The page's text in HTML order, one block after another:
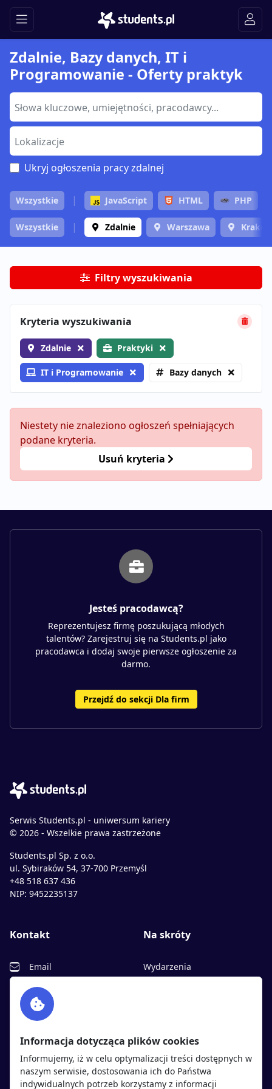
Zdalnie, Bazy danych, IT i
Programowanie - Oferty praktyk
Ukryj ogłoszenia pracy zdalnej
Wszystkie JavaScript HTML PHP
Wszystkie Zdalnie Warszawa
Filtry wyszukiwania
Kryteria wyszukiwania
Zdalnie Praktyki
IT i Programowanie Bazy danych
Niestety nie znaleziono ogłoszeń spełniających
podane kryteria.
Usuń kryteria
Jesteś pracodawcą?
Reprezentujesz firmę poszukującą młodych
talentów? Zarejestruj się na Students.pl jako
pracodawca i dodaj swoje pierwsze ogłoszenie za
darmo.
Przejdź do sekcji Dla firm
Serwis Students.pl - uniwersum kariery
© 2026 - Wszelkie prawa zastrzeżone
Students.pl Sp. z o.o.
ul. Sybiraków 54, 37-700 Przemyśl
+48 518 637 436
NIP: 9452235137
Kontakt
Email
Facebook
Twitter
Na skróty
Wydarzenia
Polityka cookies
Polityka prywatności
Informacja dotycząca plików cookies
Informujemy, iż w celu optymalizacji treści dostępnych w
naszym serwisie, dostosowania ich do Państwa
indywidualnych potrzeb korzystamy z informacji